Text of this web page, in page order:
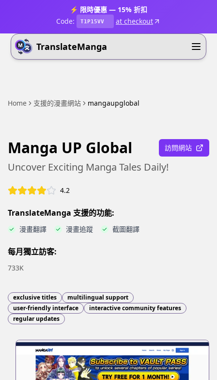
⚡ 限時優惠 — 15% 折扣
Code:
T1P15VV at checkout
TranslateManga
Home 支援的漫畫網站 mangaupglobal
Manga UP Global 訪問網站
Uncover Exciting Manga Tales Daily!
4.2
TranslateManga 支援的功能:
漫畫翻譯 漫畫追蹤 截圖翻譯
每月獨立訪客:
733K
exclusive titles
multilingual support
user-friendly interface
interactive community features
regular updates